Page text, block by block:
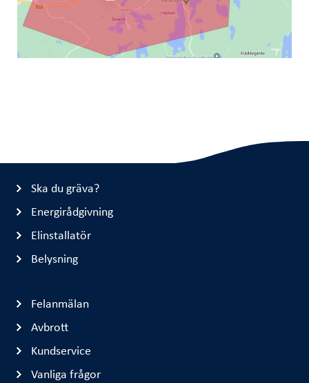
Ska du gräva?
Energirådgivning
Elinstallatör
Belysning
Felanmälan
Avbrott
Kundservice
Vanliga frågor